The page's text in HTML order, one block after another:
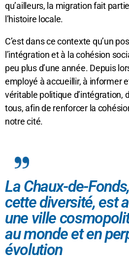
qu’ailleurs, la migration fait
l’histoire locale.
C’est dans ce contexte qu’un
l’intégration et à la cohésion
peu plus d’une année. Depuis
employé à accueillir, à informer
véritable politique d’intégration,
tous, afin de renforcer la
notre cité.
La Chaux-de-
cette diversité, est
une ville
au monde et en
évolution